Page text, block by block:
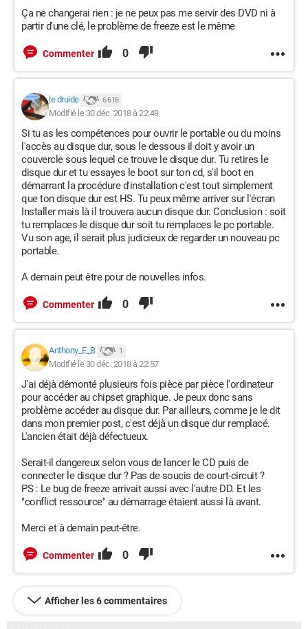
Ça ne changerai rien : je ne peux pas me servir des DVD ni à
partir d'une clé, le problème de freeze est le même
Commenter 0
le druide 6 616
Modifié le 30 déc. 2018 à 22:49
Si tu as les compétences pour ouvrir le portable ou du moins
l'accès au disque dur, sous le dessous il doit y avoir un
couvercle sous lequel ce trouve le disque dur. Tu retires le
disque dur et tu essayes le boot sur ton cd, s'il boot en
démarrant la procédure d'installation c'est tout simplement
que ton disque dur est HS. Tu peux même arriver sur l'écran
Installer mais là il trouvera aucun disque dur. Conclusion : soit
tu remplaces le disque dur soit tu remplaces le pc portable.
Vu son age, il serait plus judicieux de regarder un nouveau pc
portable.
A demain peut être pour de nouvelles infos.
Commenter 0
Anthony_E_B 1
Modifié le 30 déc. 2018 à 22:57
J'ai déjà démonté plusieurs fois pièce par pièce l'ordinateur
pour accéder au chipset graphique. Je peux donc sans
problème accéder au disque dur. Par ailleurs, comme je le dit
dans mon premier post, c'est déjà un disque dur remplacé.
L'ancien était déjà défectueux.
Serait-il dangereux selon vous de lancer le CD puis de
connecter le disque dur ? Pas de soucis de court-circuit ?
PS : Le bug de freeze arrivait aussi avec l'autre DD. Et les
"conflict ressource" au démarrage étaient aussi là avant.
Merci et à demain peut-être.
Commenter 0
Afficher les 6 commentaires